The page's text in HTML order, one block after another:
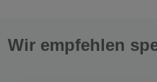
Wir empfehlen